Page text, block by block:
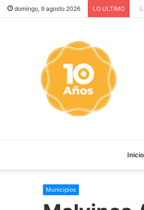
domingo, 9 agosto 2026 LO ULTIMO
Inicio
Municipios